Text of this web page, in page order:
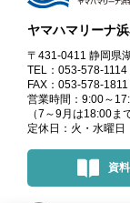
ヤマハマリーナ
〒431-0411 静岡県
TEL：053-578-1114
FAX：053-578-1811
営業時間：9:00～
（7～9月は18:00ま
定休日：火・水曜日
資